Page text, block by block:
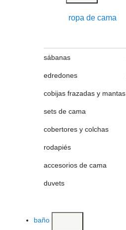
ropa de cama
sábanas
edredones
cobijas frazadas y mantas
sets de cama
cobertores y colchas
rodapiés
accesorios de cama
duvets
baño